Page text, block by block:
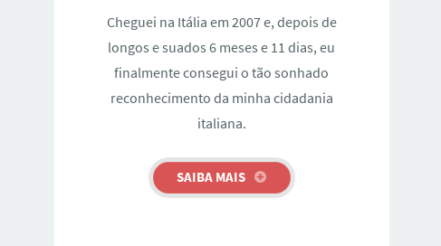
Cheguei na Itália em 2007 e, depois de
longos e suados 6 meses e 11 dias, eu
finalmente consegui o tão sonhado
reconhecimento da minha cidadania
italiana.
SAIBA MAIS